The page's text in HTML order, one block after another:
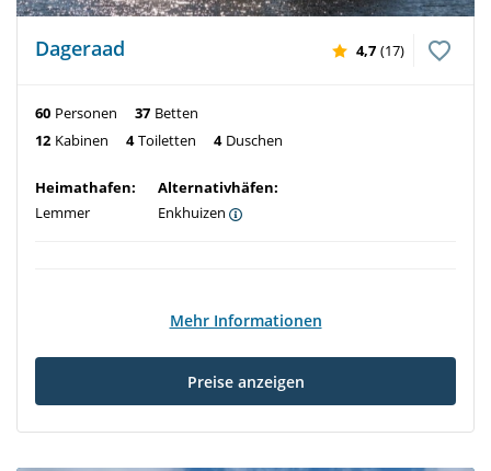
Dageraad 4,7 (17)
60 Personen 37 Betten
12 Kabinen 4 Toiletten 4 Duschen
Heimathafen:
Lemmer
Alternativhäfen:
Enkhuizen
Mehr Informationen
Preise anzeigen